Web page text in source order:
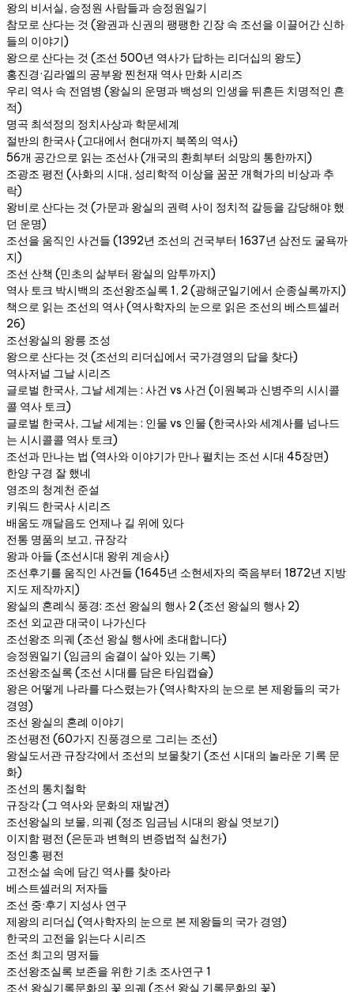
왕의 비서실, 승정원 사람들과 승정원일기
참모로 산다는 것 (왕권과 신권의 팽팽한 긴장 속 조선을 이끌어간 신하
들의 이야기)
왕으로 산다는 것 (조선 500년 역사가 답하는 리더십의 왕도)
홍진경·김라엘의 공부왕 찐천재 역사 만화 시리즈
우리 역사 속 전염병 (왕실의 운명과 백성의 인생을 뒤흔든 치명적인 흔
적)
명곡 최석정의 정치사상과 학문세계
절반의 한국사 (고대에서 현대까지 북쪽의 역사)
56개 공간으로 읽는 조선사 (개국의 환희부터 쇠망의 통한까지)
조광조 평전 (사화의 시대, 성리학적 이상을 꿈꾼 개혁가의 비상과 추
락)
왕비로 산다는 것 (가문과 왕실의 권력 사이 정치적 갈등을 감당해야 했
던 운명)
조선을 움직인 사건들 (1392년 조선의 건국부터 1637년 삼전도 굴욕까
지)
조선 산책 (민초의 삶부터 왕실의 암투까지)
역사 토크 박시백의 조선왕조실록 1, 2 (광해군일기에서 순종실록까지)
책으로 읽는 조선의 역사 (역사학자의 눈으로 읽은 조선의 베스트셀러
26)
조선왕실의 왕릉 조성
왕으로 산다는 것 (조선의 리더십에서 국가경영의 답을 찾다)
역사저널 그날 시리즈
글로벌 한국사, 그날 세계는 : 사건 vs 사건 (이원복과 신병주의 시시콜
콜 역사 토크)
글로벌 한국사, 그날 세계는 : 인물 vs 인물 (한국사와 세계사를 넘나드
는 시시콜콜 역사 토크)
조선과 만나는 법 (역사와 이야기가 만나 펼치는 조선 시대 45장면)
한양 구경 잘 했네
영조의 청계천 준설
키워드 한국사 시리즈
배움도 깨달음도 언제나 길 위에 있다
전통 명품의 보고, 규장각
왕과 아들 (조선시대 왕위 계승사)
조선후기를 움직인 사건들 (1645년 소현세자의 죽음부터 1872년 지방
지도 제작까지)
왕실의 혼례식 풍경: 조선 왕실의 행사 2 (조선 왕실의 행사 2)
조선 외교관 대국이 나가신다
조선왕조 의궤 (조선 왕실 행사에 초대합니다)
승정원일기 (임금의 숨결이 살아 있는 기록)
조선왕조실록 (조선 시대를 담은 타임캡슐)
왕은 어떻게 나라를 다스렸는가 (역사학자의 눈으로 본 제왕들의 국가
경영)
조선 왕실의 혼례 이야기
조선평전 (60가지 진풍경으로 그리는 조선)
왕실도서관 규장각에서 조선의 보물찾기 (조선 시대의 놀라운 기록 문
화)
조선의 통치철학
규장각 (그 역사와 문화의 재발견)
조선왕실의 보물, 의궤 (정조 임금님 시대의 왕실 엿보기)
이지함 평전 (은둔과 변혁의 변증법적 실천가)
정인홍 평전
고전소설 속에 담긴 역사를 찾아라
베스트셀러의 저자들
조선 중·후기 지성사 연구
제왕의 리더십 (역사학자의 눈으로 본 제왕들의 국가 경영)
한국의 고전을 읽는다 시리즈
조선 최고의 명저들
조선왕조실록 보존을 위한 기초 조사연구 1
조선 왕실기록문화의 꽃 의궤 (조선 왕실 기록문화의 꽃)